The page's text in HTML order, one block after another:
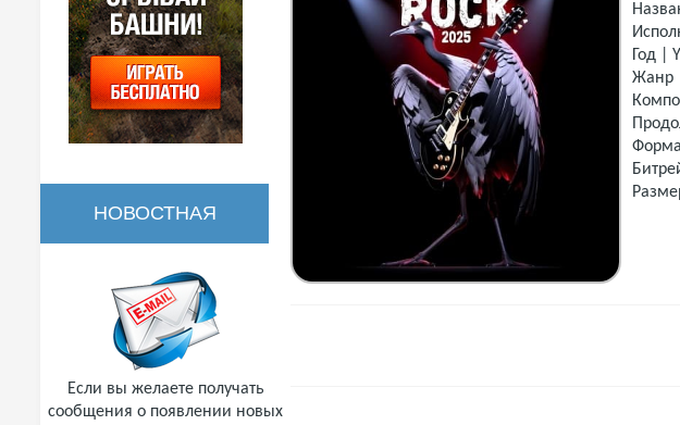
НОВОСТНАЯ
РАССЫЛКА
Если вы желаете получать
сообщения о появлении новых
Год |
Жанр |